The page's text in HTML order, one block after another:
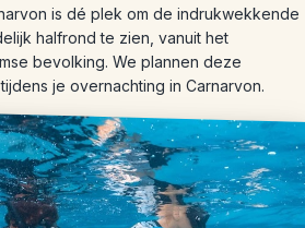
is dé plek om de indrukwekkende
halfrond te zien, vanuit het
bevolking. We plannen deze
je overnachting in Carnarvon.